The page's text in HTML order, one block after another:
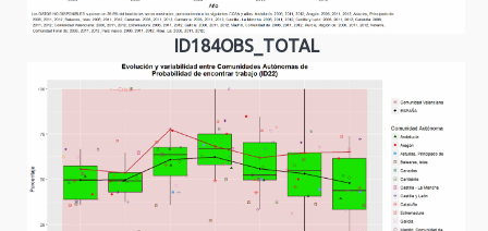
ID184OBS_TOTAL